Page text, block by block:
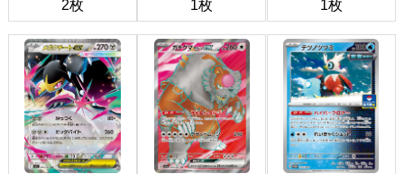
2枚 1枚 1枚